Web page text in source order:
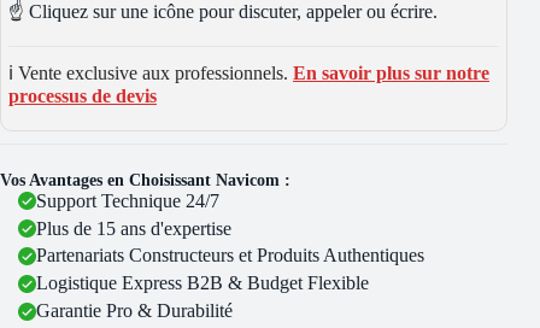
☝️ Cliquez sur une icône pour discuter, appeler ou écrire.
ℹ️ Vente exclusive aux professionnels. En savoir plus sur notre
processus de devis
Vos Avantages en Choisissant Navicom :
Support Technique 24/7
Plus de 15 ans d'expertise
Partenariats Constructeurs et Produits Authentiques
Logistique Express B2B & Budget Flexible
Garantie Pro & Durabilité